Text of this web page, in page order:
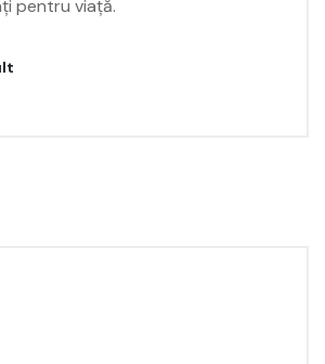
pentru viață.